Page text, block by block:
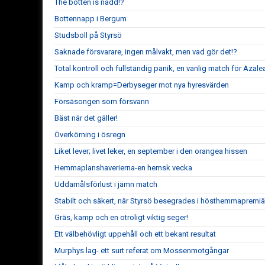
The botten is nådd!?
Bottennapp i Bergum
Studsboll på Styrsö
Saknade försvarare, ingen målvakt, men vad gör det!?
Total kontroll och fullständig panik, en vanlig match för
Kamp och kramp=Derbyseger mot nya hyresvärden
Försäsongen som försvann
Bäst när det gäller!
Överkörning i ösregn
Liket lever; livet leker, en september i den orangea hissen
Hemmaplanshaverierna-en hemsk vecka
Uddamålsförlust i jämn match
Stabilt och säkert, när Styrsö besegrades i
Gräs, kamp och en otroligt viktig seger!
Ett välbehövligt uppehåll och ett bekant resultat
Murphys lag- ett surt referat om Mossenmotgångar